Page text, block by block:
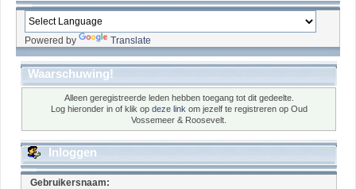
Powered by Translate
Waarschuwing!
Alleen geregistreerde leden hebben toegang tot dit gedeelte.
Log hieronder in of klik op deze linkom jezelf te registreren op Oud
Vossemeer & Roosevelt.
Inloggen
Gebruikersnaam: